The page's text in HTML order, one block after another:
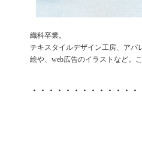
織科卒業。
テキスタイルデザイン工房、アパ
絵や、web広告のイラストなど。
・・・・・・・・・・・・・